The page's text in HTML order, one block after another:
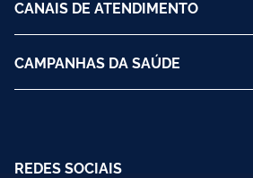
CANAIS DE ATENDIMENTO
CAMPANHAS DA SAÚDE
REDES SOCIAIS